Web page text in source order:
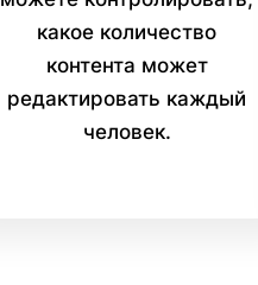
какое количество
контента может
редактировать каждый
человек.